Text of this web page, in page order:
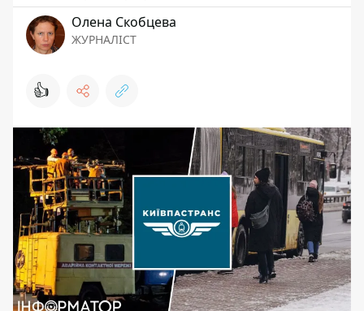
Олена Скобцева
ЖУРНАЛІСТ
👍